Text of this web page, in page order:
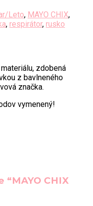
Leto, MAYO CHIX,
, respirátor, rusko
zdobená
z bavlneného
značka.
vymenený!
CHIX